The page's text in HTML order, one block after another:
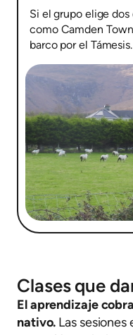
Si el grupo elige dos
como Camden
barco por el Támesis.
Clases que
El aprendizaje
nativo. Las